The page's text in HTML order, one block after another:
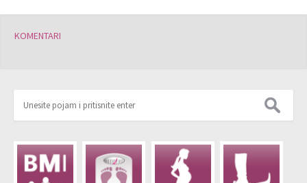
KOMENTARI